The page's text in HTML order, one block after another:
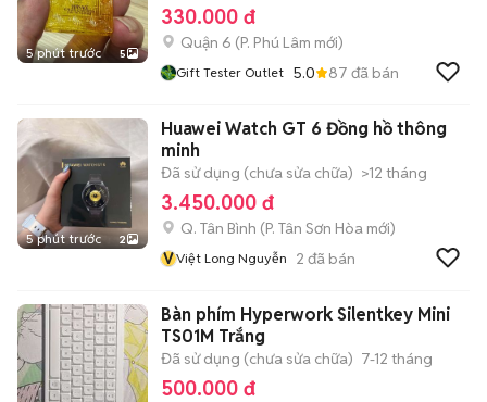
5 phút trước 5
330.000 đ
Quận 6 (P. Phú Lâm mới)
Gift Tester Outlet 5.0 87 đã bán
5 phút trước 2
Huawei Watch GT 6 Đồng hồ thông
minh
Đã sử dụng (chưa sửa chữa) >12 tháng
3.450.000 đ
Q. Tân Bình (P. Tân Sơn Hòa mới)
VViệt Long Nguyễn 2 đã bán
Bàn phím Hyperwork Silentkey Mini
TS01M Trắng
Đã sử dụng (chưa sửa chữa) 7-12 tháng
500.000 đ